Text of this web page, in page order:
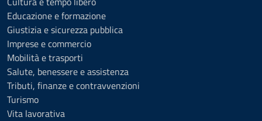
Educazione e formazione
Giustizia e sicurezza pubblica
Imprese e commercio
Mobilità e trasporti
Salute, benessere e assistenza
Tributi, finanze e contravvenzioni
Turismo
Vita lavorativa